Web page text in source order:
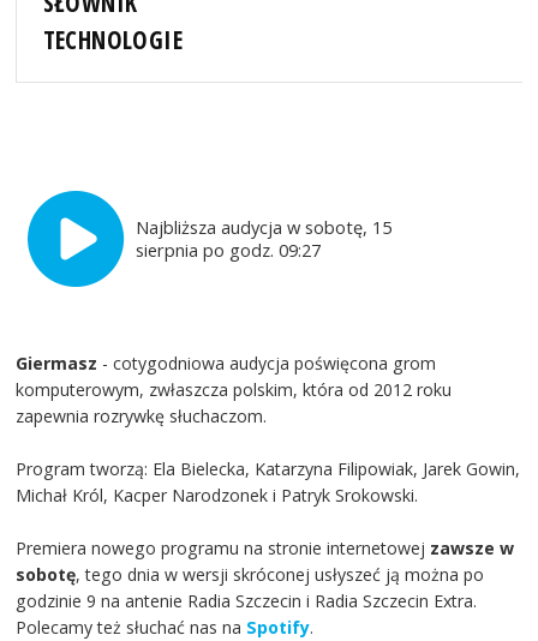
TECHNOLOGIE
Najbliższa audycja w sobotę, 15
sierpnia po godz. 09:27
Giermasz - cotygodniowa audycja poświęcona grom
komputerowym, zwłaszcza polskim, która od 2012 roku
zapewnia rozrywkę słuchaczom.
Program tworzą: Ela Bielecka, Katarzyna Filipowiak, Jarek Gowin,
Michał Król, Kacper Narodzonek i Patryk Srokowski.
Premiera nowego programu na stronie internetowej zawsze w
sobotę, tego dnia w wersji skróconej usłyszeć ją można po
godzinie 9 na antenie Radia Szczecin i Radia Szczecin Extra.
Polecamy też słuchać nas na Spotify.